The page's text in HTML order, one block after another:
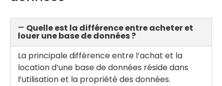
Quelle est la différence entre acheter et
louer une base de données ?
La principale différence entre l’achat et la
location d’une base de données réside dans
l’utilisation et la propriété des données.